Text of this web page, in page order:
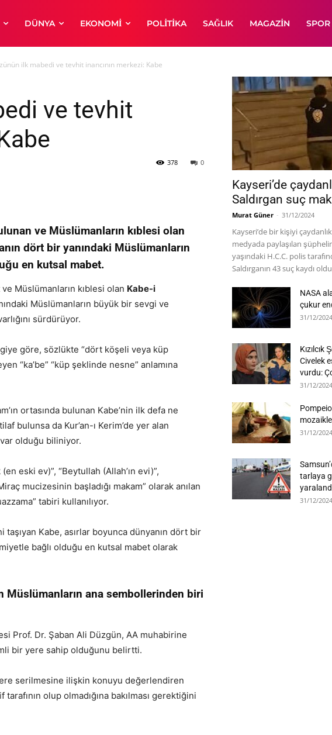
DÜNYA EKONOMI POLITIKA SAĞLIK MAGAZIN SPOR
ilk mabedi ve tevhit inancının merkezi: Kabe
ve tevhit
0
378
ve Müslümanların kıblesi olan
dört bir yanındaki Müslümanların
en kutsal mabet.
Müslümanların kıblesi olan Kabe-i
Müslümanların büyük bir sevgi ve
sürdürüyor.
göre, sözlükte “dört köşeli veya küp
“ka’be” “küp şeklinde nesne” anlamına
ortasında bulunan Kabe’nin ilk defa ne
bulunsa da Kur’an-ı Kerim’de yer alan
olduğu biliniyor.
eski ev)”, “Beytullah (Allah’ın evi)”,
mucizesinin başladığı makam” olarak anılan
tabiri kullanılıyor.
Kabe, asırlar boyunca dünyanın dört bir
bağlı olduğu en kutsal mabet olarak
ana sembollerinden biri
Prof. Dr. Şaban Ali Düzgün, AA muhabirine
bir yere sahip olduğunu belirtti.
serilmesine ilişkin konuyu değerlendiren
olup olmadığına bakılması gerektiğini
Kayseri’de
Saldırgan suç
Murat Güner - 31/12/2024
Kayseri’de bir kişiyi
medyada paylaşılan
yaşındaki H.C.C. polis
Saldırganın 43 suç kaydı
NASA
çukur
31/12/2024
Kızılcık
Civelek
vurdu:
31/12/2024
31/12/2024
tarlaya
31/12/2024